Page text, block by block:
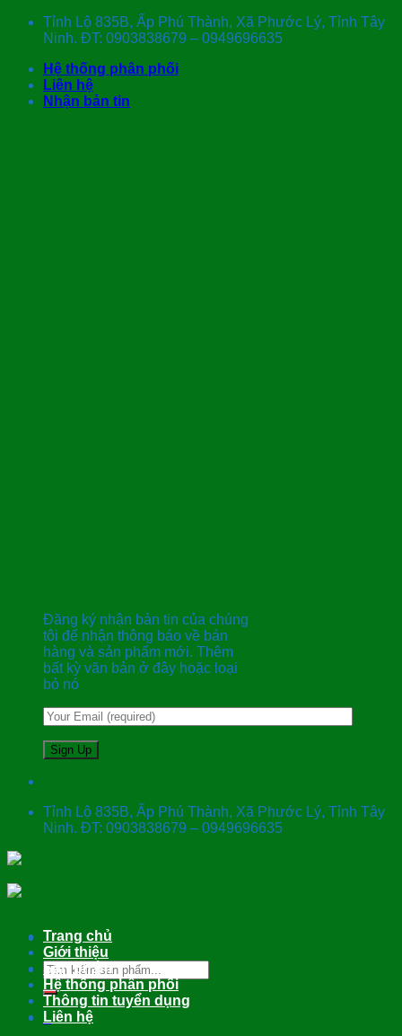
Skip
Tỉnh Lộ 835B, Ấp Phú Thành, Xã Phước Lý, Tỉnh Tây
Ninh. ĐT: 0903838679 – 0949696635
Hệ thống phân phối
Liên hệ
Nhận bản tin
Đăng ký nhận bản tin của chúng
tôi để nhận thông báo về bán
hàng và sản phẩm mới. Thêm
bất kỳ văn bản ở đây hoặc loại
bỏ nó
Tỉnh Lộ 835B, Ấp Phú Thành, Xã Phước Lý, Tỉnh Tây
Ninh. ĐT: 0903838679 – 0949696635
Tìm
kiếm:
0
Trang chủ
Giới thiệu
Sản phẩm
Hệ thống phân phối
Thông tin tuyển dụng
Liên hệ